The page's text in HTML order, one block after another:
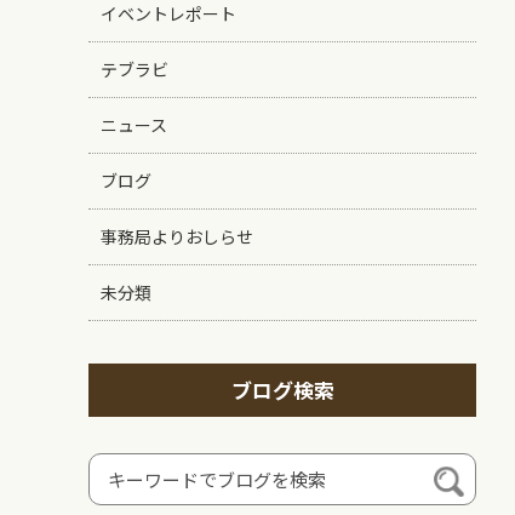
イベントレポート
テブラビ
ニュース
ブログ
事務局よりおしらせ
未分類
ブログ検索